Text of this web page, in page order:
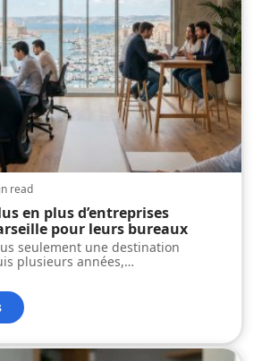
read
en plus d’entreprises
pour leurs bureaux
seulement une destination
plusieurs années,…